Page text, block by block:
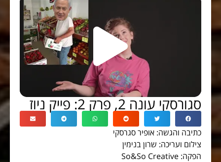
סגורסקי עונה 2, פרק 2: פייק ניוז
כתיבה והגשה: אופיר סגרסקי
צילום ועריכה: שרון בנימין
הפקה: So&So Creative